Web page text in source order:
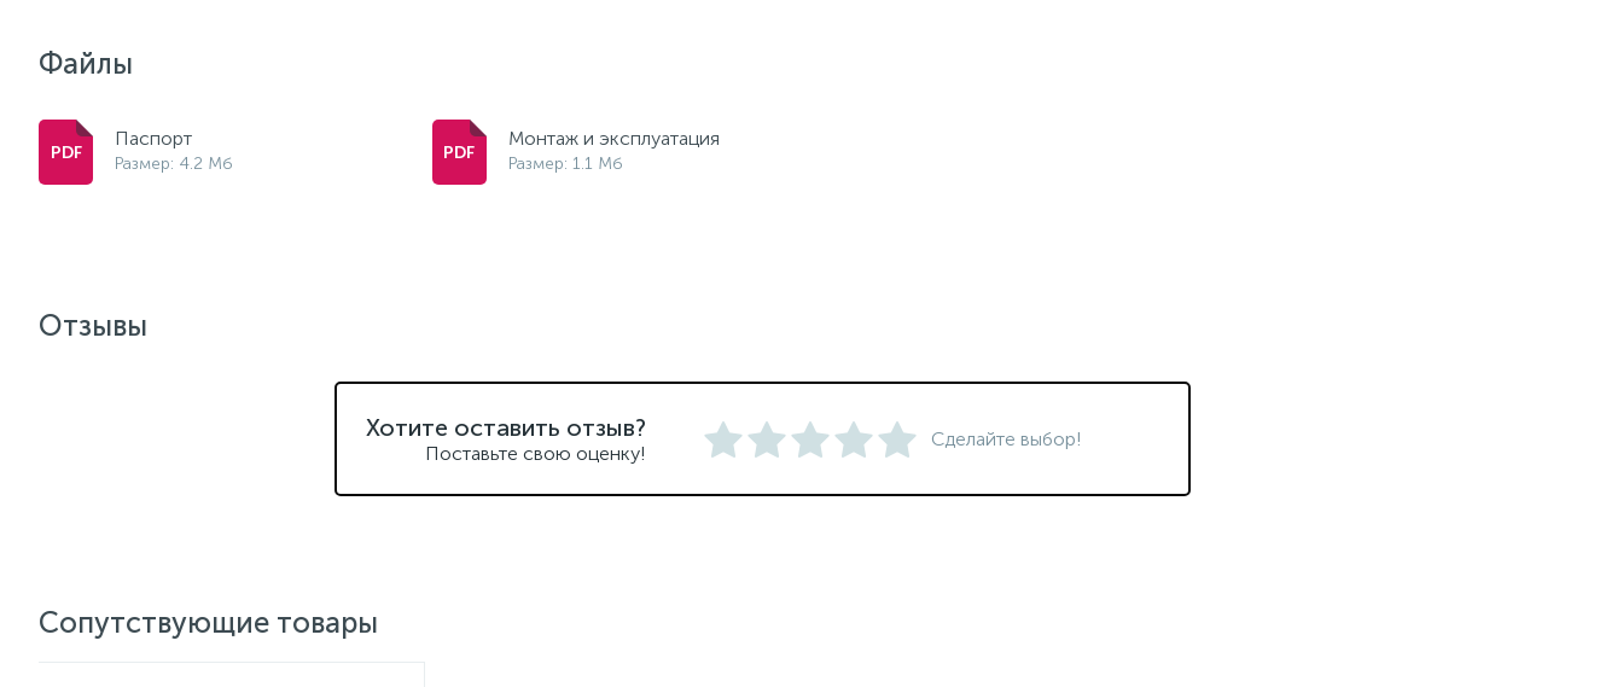
Файлы
Паспорт
Размер: 4.2 Мб
Монтаж и эксплуатация
Размер: 1.1 Мб
Отзывы
Хотите оставить отзыв?
Поставьте свою оценку!
Сделайте выбор!
Сопутствующие товары